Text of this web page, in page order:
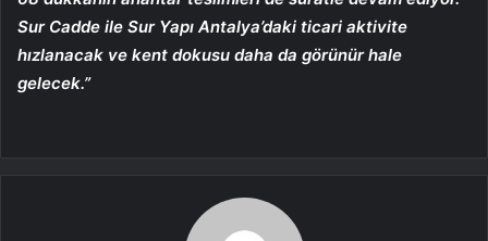
Sur Cadde ile Sur Yapı Antalya’daki ticari aktivite
hızlanacak ve kent dokusu daha da görünür hale
gelecek.”